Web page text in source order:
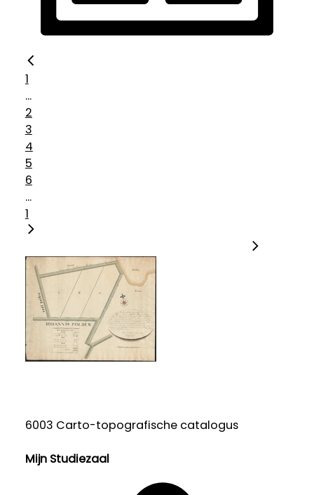
1
...
2
3
4
5
6
...
1
6003 Carto-topografische catalogus
Mijn Studiezaal